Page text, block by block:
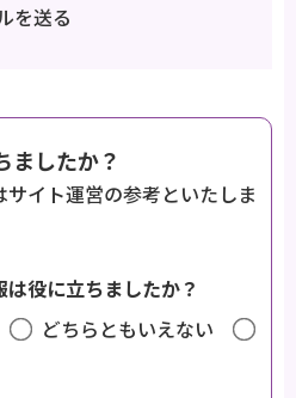
を送る
ましたか？
イト運営の参考といたしま
役に立ちましたか？
どちらともいえない